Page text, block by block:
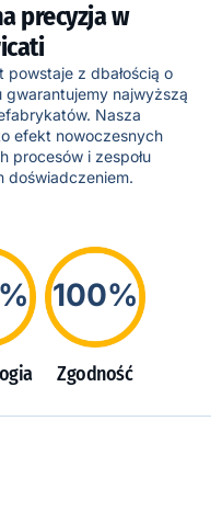
precyzja w
z dbałością o
gwarantujemy najwyższą
Nasza
efekt nowoczesnych
procesów i zespołu
doświadczeniem.
100%
Zgodność